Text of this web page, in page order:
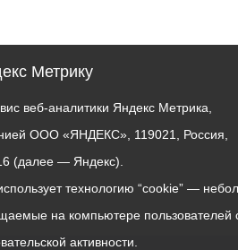
Метрику
веб-аналитики Яндекс Метрика,
ООО «ЯНДЕКС», 119021, Россия,
(далее — Яндекс).
технологию “cookie” —
на компьютере пользователей
активности.